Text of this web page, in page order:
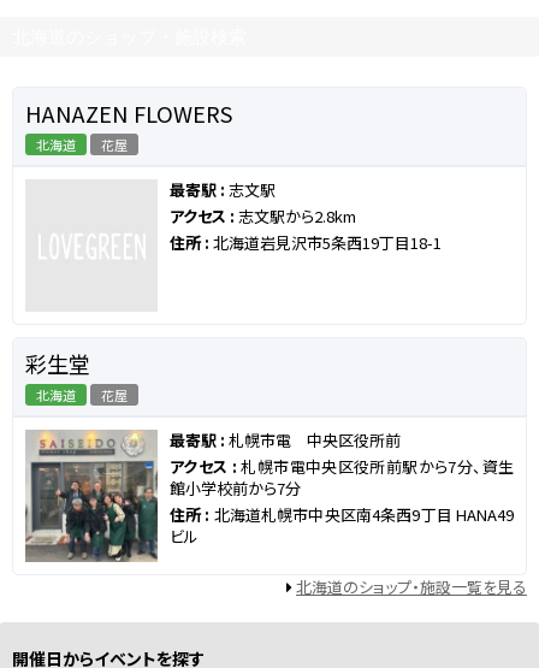
HANAZEN FLOWERS
北海道 花屋
最寄駅 : 志文駅
アクセス : 志文駅から2.8km
住所 : 北海道岩見沢市5条西19丁目18-1
彩生堂
北海道 花屋
最寄駅 : 札幌市電 中央区役所前
アクセス :札幌市電中央区役所前駅から7分、資生
館小学校前から7分
住所 : 北海道札幌市中央区南4条西9丁目 HANA49
ビル
北海道のショップ・施設一覧を見る
開催日からイベントを探す